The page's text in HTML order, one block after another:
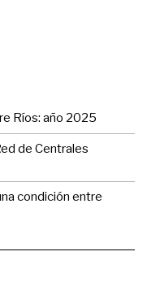
Ríos: año 2025
de Centrales
condición entre